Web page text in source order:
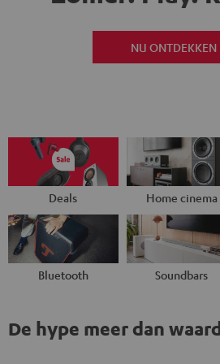
NU ONTDEKKEN
Deals Home cinema
Bluetooth Soundbars
De hype meer dan